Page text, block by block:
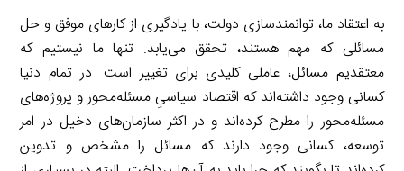
n
k
I
n
g
r
a
n
t
به اعتقاد ما، توانمندسازی دولت، با یادگیری از کارهای موفق و حل
مسائلی که مهم هستند، تحقق می‌یابد. تنها ما نیستیم که
معتقدیم مسائل، عاملی کلیدی برای تغییر است. در تمام دنیا
کسانی وجود داشته‌اند که اقتصاد سیاسیِ مسئله‌محور و پروژه‌های
مسئله‌محور را مطرح کرده‌اند و در اکثر سازمان‌های دخیل در امر
توسعه، کسانی وجود دارند که مسائل را مشخص و تدوین